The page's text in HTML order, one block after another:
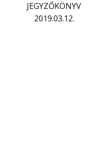
JEGYZŐKÖNYV
2019.03.12.